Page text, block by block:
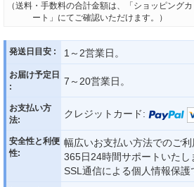
（送料・手数料の合計金額は、「ショッピングカ
ート」にてご確認いただけます。）
発送日目安 : 1～2営業日。
お届け予定日
:
7～20営業日。
お支払い方
法:
クレジットカード:
安全性と利便
性:
幅広いお支払い方法でのご
365日24時間サポートいたし
SSL通信による個人情報保護